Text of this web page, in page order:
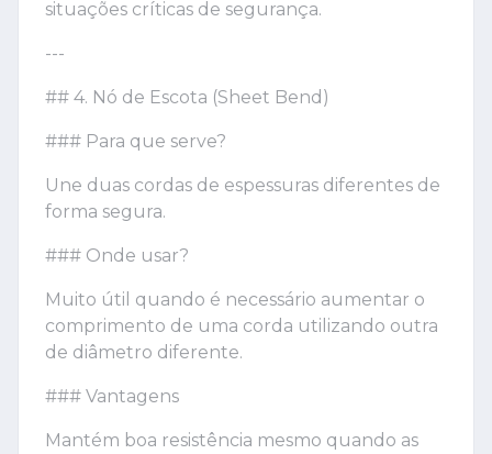
situações críticas de segurança.
---
## 4. Nó de Escota (Sheet Bend)
### Para que serve?
Une duas cordas de espessuras diferentes de
forma segura.
### Onde usar?
Muito útil quando é necessário aumentar o
comprimento de uma corda utilizando outra
de diâmetro diferente.
### Vantagens
Mantém boa resistência mesmo quando as